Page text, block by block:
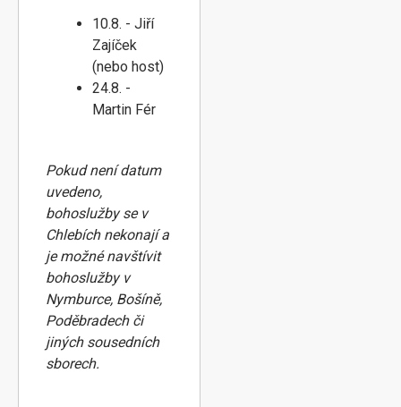
10.8. - Jiří
Zajíček
(nebo host)
24.8. -
Martin Fér
Pokud není datum
uvedeno,
bohoslužby se v
Chlebích nekonají a
je možné navštívit
bohoslužby v
Nymburce, Bošíně,
Poděbradech či
jiných sousedních
sborech.